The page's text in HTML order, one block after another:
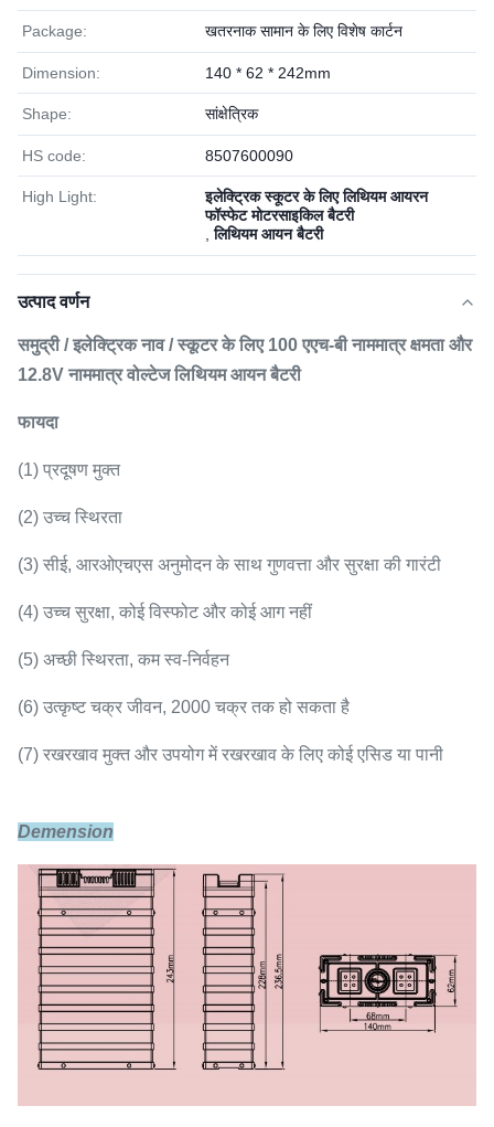
Package: खतरनाक सामान के लिए विशेष कार्टन
Dimension: 140 * 62 * 242mm
Shape: सांक्षेत्रिक
HS code: 8507600090
High Light:
इलेक्ट्रिक स्कूटर के लिए लिथियम आयरन
फॉस्फेट मोटरसाइकिल बैटरी
,लिथियम आयन बैटरी
उत्पाद वर्णन
समुद्री / इलेक्ट्रिक नाव / स्कूटर के लिए 100 एएच-बी नाममात्र क्षमता और
12.8V नाममात्र वोल्टेज लिथियम आयन बैटरी
फायदा
(1) प्रदूषण मुक्त
(2) उच्च स्थिरता
(3) सीई, आरओएचएस अनुमोदन के साथ गुणवत्ता और सुरक्षा की गारंटी
(4) उच्च सुरक्षा, कोई विस्फोट और कोई आग नहीं
(5) अच्छी स्थिरता, कम स्व-निर्वहन
(6) उत्कृष्ट चक्र जीवन, 2000 चक्र तक हो सकता है
(7) रखरखाव मुक्त और उपयोग में रखरखाव के लिए कोई एसिड या पानी
Demension